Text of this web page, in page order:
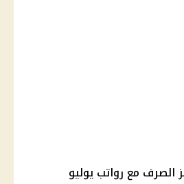
الصرف مع رواتب يوليو